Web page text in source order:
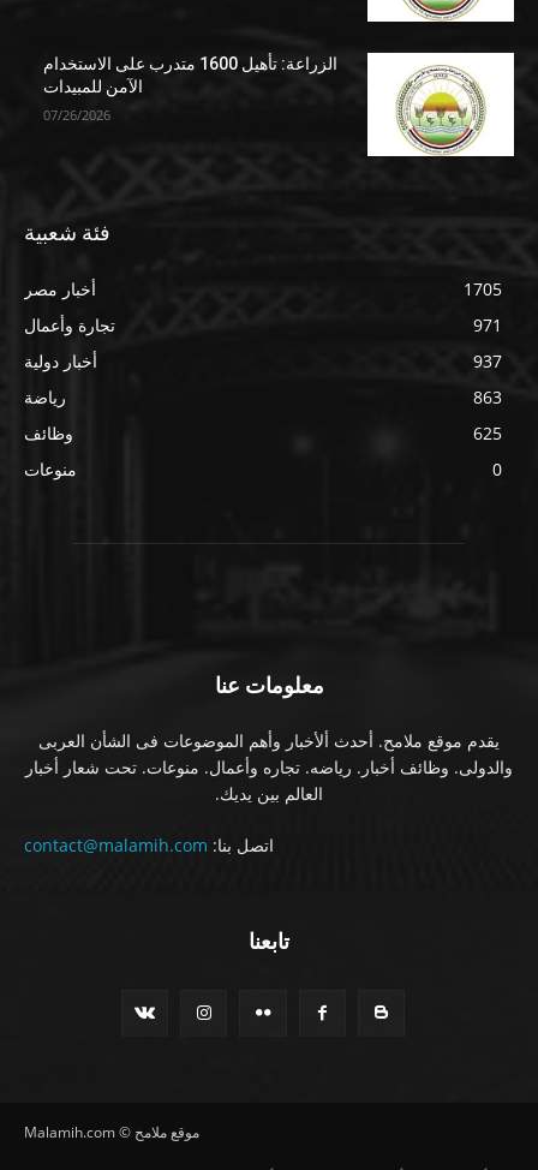
الزراعة: تأهيل 1600 متدرب على الاستخدام
الآمن للمبيدات
07/26/2026
فئة شعبية
أخبار مصر
1705
تجارة وأعمال
971
أخبار دولية
937
رياضة
863
وظائف
625
منوعات
0
معلومات عنا
يقدم موقع ملامح. أحدث ألأخبار وأهم الموضوعات فى الشأن العربى
والدولى. وظائف أخبار. رياضه. تجاره وأعمال. منوعات. تحت شعار أخبار
العالم بين يديك.
اتصل بنا: contact@malamih.com
تابعنا
موقع ملامح © Malamih.com